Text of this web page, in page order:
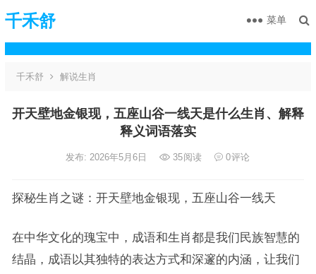
千禾舒 菜单
千禾舒 解说生肖
开天壁地金银现，五座山谷一线天是什么生肖、解释
释义词语落实
发布: 2026年5月6日 35阅读 0评论
探秘生肖之谜：开天壁地金银现，五座山谷一线天
在中华文化的瑰宝中，成语和生肖都是我们民族智慧的
结晶，成语以其独特的表达方式和深邃的内涵，让我们